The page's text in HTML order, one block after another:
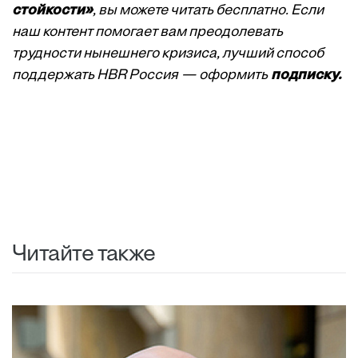
стойкости», вы можете читать бесплатно. Если
наш контент помогает вам преодолевать
трудности нынешнего кризиса, лучший способ
поддержать HBR Россия — оформить подписку.
Читайте также